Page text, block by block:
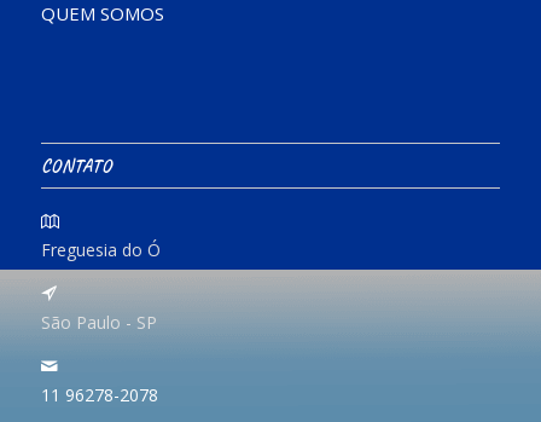
QUEM SOMOS
CONTATO
Freguesia do Ó
São Paulo - SP
11 96278-2078